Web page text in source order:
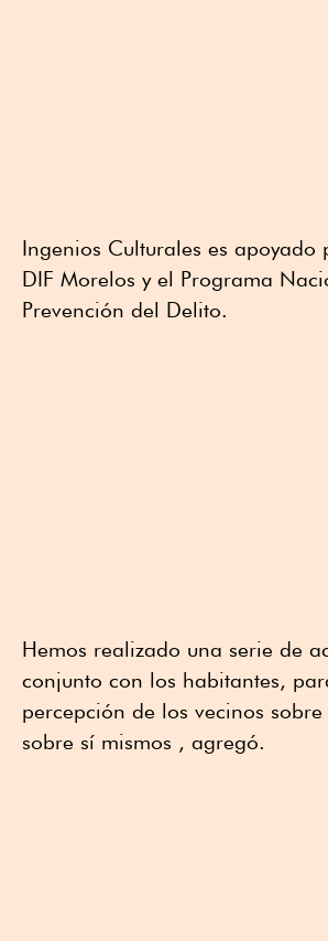
Ingenios Culturales es apoyado
DIF Morelos y el Programa
Prevención del Delito.
Hemos realizado una serie de
conjunto con los habitantes,
percepción de los vecinos
sobre sí mismos , agregó.